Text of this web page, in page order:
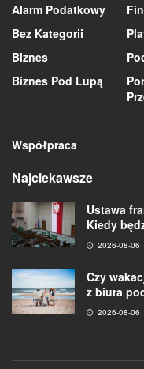
Alarm Podatkowy
Bez Kategorii
Biznes
Biznes Pod Lupą
Współpraca
Najciekawsze
Ustawa
Kiedy
2026-08-06
Czy
z biura
2026-08-06